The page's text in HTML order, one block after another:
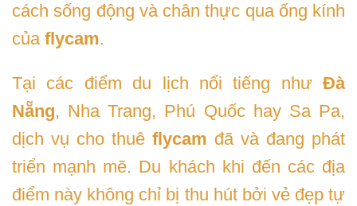
cách sống động và chân thực qua ống kính
của flycam.
Tại các điểm du lịch nổi tiếng như Đà
Nẵng, Nha Trang, Phú Quốc hay Sa Pa,
dịch vụ cho thuê flycam đã và đang phát
triển mạnh mẽ. Du khách khi đến các địa
điểm này không chỉ bị thu hút bởi vẻ đẹp tự